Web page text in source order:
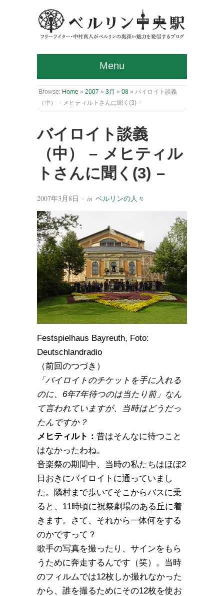
Menu
Browse: Home » 2007 » 3月 » 08 » バイロイト談義
（中） – メヒティルトさんに聞く(3) –
バイロイト談義
（中） – メヒティル
トさんに聞く(3) –
2007年3月8日 · in ベルリンの人々
Festspielhaus Bayreuth, Foto:
Deutschlandradio
（前回のつづき）
「バイロイトのチケットを手に入れる
のに、6年7年待つのは当たり前」なん
て言われていますが、当時はどうだっ
たんですか？
メヒティルト： 昔はそんなに待つこと
はなかったわね。
音楽祭の期間中、当時の私たちはほぼ2
日おきにバイロイトに通っていまし
た。隣村まで歩いてそこからバスに乗
ると、11時頃に祝祭劇場のある丘に着
きます。さて、それから一体何をする
のかですって？
歌手の写真を撮ったり、サインをもら
うために奔走するんです（笑）。当時
のフィルムでは12枚しか撮れなかった
から、誰を撮るためにその12枚を使お